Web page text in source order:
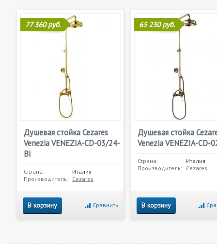
77 360 руб.
Душевая стойка Cezares
Venezia VENEZIA-CD-03/24-
Bi
Страна:
Италия
Производитель: Cezares
В корзину Сравнить
65 230 руб.
Душевая стойка
Venezia VENEZIA-CD-
Страна:
Италия
Производитель: Cezares
В корзину